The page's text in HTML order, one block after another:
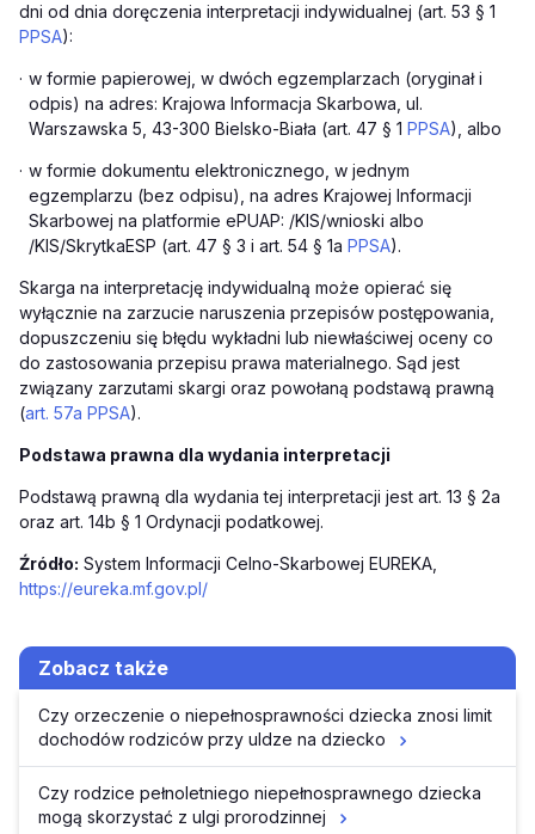
dni od dnia doręczenia interpretacji indywidualnej (art. 53 § 1
PPSA):
· w formie papierowej, w dwóch egzemplarzach (oryginał i
odpis) na adres: Krajowa Informacja Skarbowa, ul.
Warszawska 5, 43-300 Bielsko-Biała (art. 47 § 1 PPSA), albo
· w formie dokumentu elektronicznego, w jednym
egzemplarzu (bez odpisu), na adres Krajowej Informacji
Skarbowej na platformie ePUAP: /KIS/wnioski albo
/KIS/SkrytkaESP (art. 47 § 3 i art. 54 § 1a PPSA).
Skarga na interpretację indywidualną może opierać się
wyłącznie na zarzucie naruszenia przepisów postępowania,
dopuszczeniu się błędu wykładni lub niewłaściwej oceny co
do zastosowania przepisu prawa materialnego. Sąd jest
związany zarzutami skargi oraz powołaną podstawą prawną
(art. 57a PPSA).
Podstawa prawna dla wydania interpretacji
Podstawą prawną dla wydania tej interpretacji jest art. 13 § 2a
oraz art. 14b § 1 Ordynacji podatkowej.
Źródło: System Informacji Celno-Skarbowej EUREKA,
https://eureka.mf.gov.pl/
Zobacz także
Czy orzeczenie o niepełnosprawności dziecka znosi limit
dochodów rodziców przy uldze na dziecko
Czy rodzice pełnoletniego niepełnosprawnego dziecka
mogą skorzystać z ulgi prorodzinnej